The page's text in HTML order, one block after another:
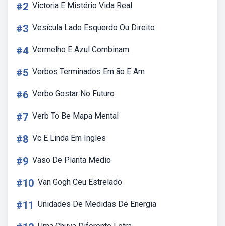
#2 Victoria E Mistério Vida Real
#3 Vesícula Lado Esquerdo Ou Direito
#4 Vermelho E Azul Combinam
#5 Verbos Terminados Em ão E Am
#6 Verbo Gostar No Futuro
#7 Verb To Be Mapa Mental
#8 Vc E Linda Em Ingles
#9 Vaso De Planta Medio
#10 Van Gogh Ceu Estrelado
#11 Unidades De Medidas De Energia